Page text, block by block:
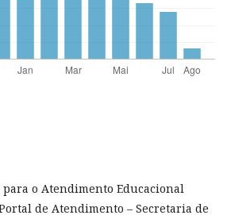
para o Atendimento Educacional
Portal de Atendimento – Secretaria de